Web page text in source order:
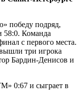
победу подряд,
58:0. Команда
с первого места.
три игрока
Бардин-Денисов и
0:67 и сыграет в